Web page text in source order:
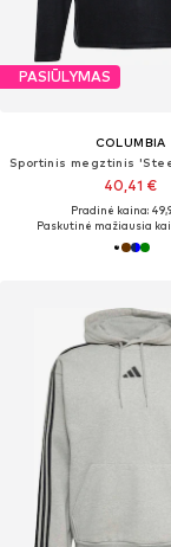
PASIŪLYMAS
COLUMBIA
40,41 €
Pradinė kaina:
Paskutinė mažiausia